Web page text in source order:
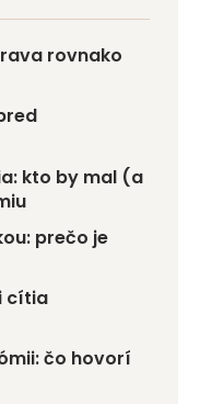
rovnako
kto by mal (a
prečo je
cítia
čo hovorí